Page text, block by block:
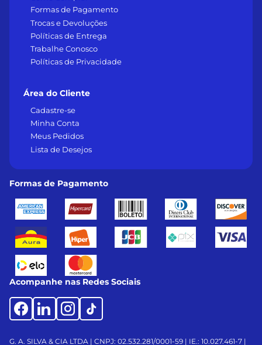
Formas de Pagamento
Trocas e Devoluções
Políticas de Entrega
Trabalhe Conosco
Políticas de Privacidade
Área do Cliente
Cadastre-se
Minha Conta
Meus Pedidos
Lista de Desejos
Formas de Pagamento
Acompanhe nas Redes Sociais
G. A. SILVA & CIA LTDA | CNPJ: 02.532.281/0001-59 | IE.: 10.027.461-7 |